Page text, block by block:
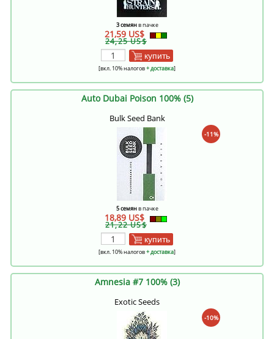
3 семянв пачке
21,59 US$
24,25 US$
купить
[вкл. 10% налогов+ доставка]
Auto Dubai Poison 100% (5)
Bulk Seed Bank
-11%
5 семянв пачке
18,89 US$
21,22 US$
купить
[вкл. 10% налогов+ доставка]
Amnesia #7 100% (3)
Exotic Seeds
-10%